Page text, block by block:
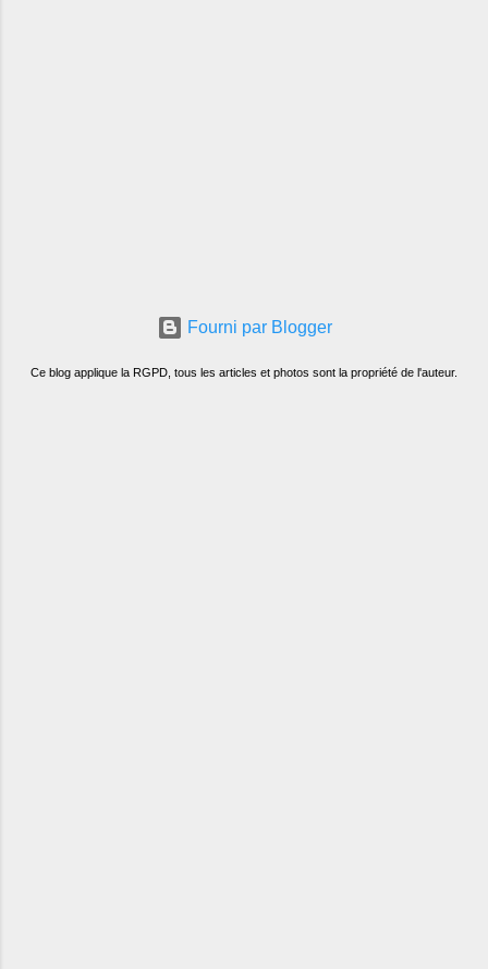
Fourni par Blogger
Ce blog applique la RGPD, tous les articles et photos sont la propriété de l'auteur.